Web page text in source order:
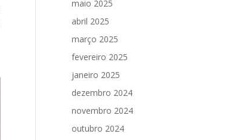
maio 2025
abril 2025
março 2025
fevereiro 2025
janeiro 2025
dezembro 2024
novembro 2024
outubro 2024